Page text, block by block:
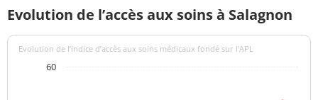
Evolution de l’accès aux soins à Salagnon
Evolution de l’indice d’accès aux soins médicaux fondé sur l'APL
60